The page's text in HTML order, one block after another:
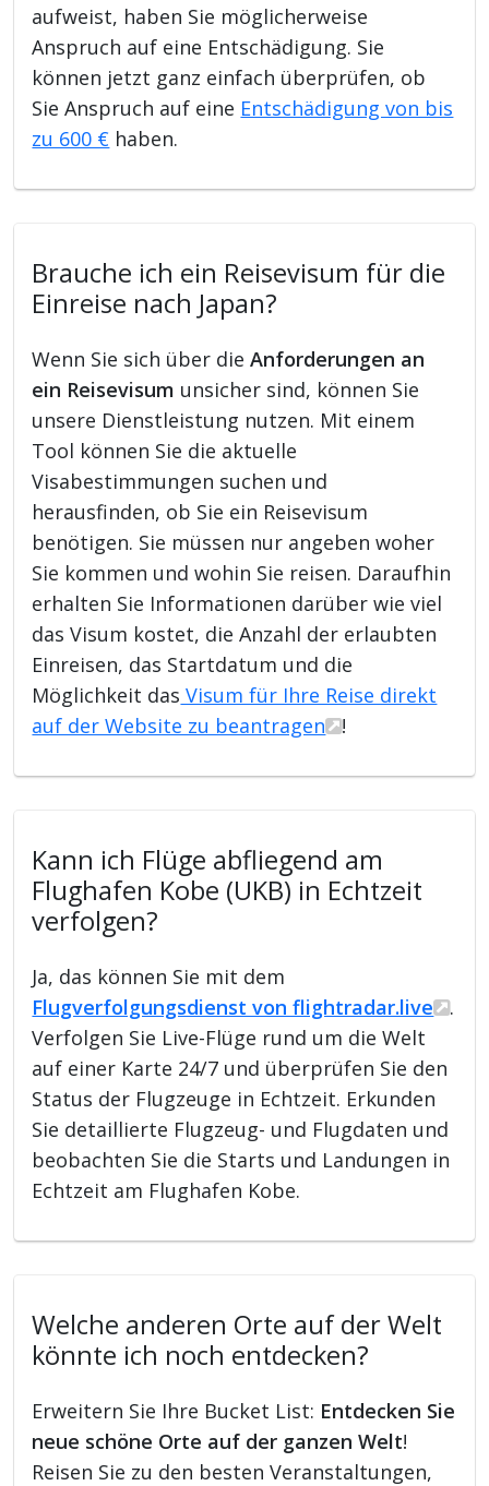
aufweist, haben Sie möglicherweise
Anspruch auf eine Entschädigung. Sie
können jetzt ganz einfach überprüfen, ob
Sie Anspruch auf eine Entschädigung von bis
zu 600 € haben.
Brauche ich ein Reisevisum für die
Einreise nach Japan?
Wenn Sie sich über dieAnforderungen an
ein Reisevisum unsicher sind, können Sie
unsere Dienstleistung nutzen. Mit einem
Tool können Sie die aktuelle
Visabestimmungen suchen und
herausfinden, ob Sie ein Reisevisum
benötigen. Sie müssen nur angeben woher
Sie kommen und wohin Sie reisen. Daraufhin
erhalten Sie Informationen darüber wie viel
das Visum kostet, die Anzahl der erlaubten
Einreisen, das Startdatum und die
Möglichkeit das Visum für Ihre Reise direkt
auf der Website zu beantragen
!
Kann ich Flüge abfliegend am
Flughafen Kobe (UKB) in Echtzeit
verfolgen?
Ja, das können Sie mit dem
Flugverfolgungsdienst von flightradar.live
.
Verfolgen Sie Live-Flüge rund um die Welt
auf einer Karte 24/7 und überprüfen Sie den
Status der Flugzeuge in Echtzeit. Erkunden
Sie detaillierte Flugzeug- und Flugdaten und
beobachten Sie die Starts und Landungen in
Echtzeit am Flughafen Kobe.
Welche anderen Orte auf der Welt
könnte ich noch entdecken?
Erweitern Sie Ihre Bucket List: Entdecken Sie
neue schöne Orte auf der ganzen Welt!
Reisen Sie zu den besten Veranstaltungen,